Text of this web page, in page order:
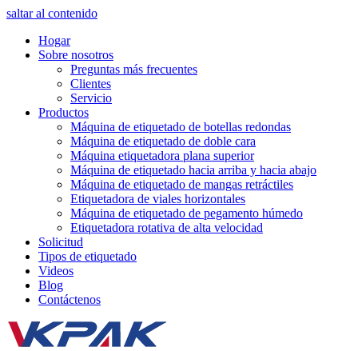
saltar al contenido
Hogar
Sobre nosotros
Preguntas más frecuentes
Clientes
Servicio
Productos
Máquina de etiquetado de botellas redondas
Máquina de etiquetado de doble cara
Máquina etiquetadora plana superior
Máquina de etiquetado hacia arriba y hacia abajo
Máquina de etiquetado de mangas retráctiles
Etiquetadora de viales horizontales
Máquina de etiquetado de pegamento húmedo
Etiquetadora rotativa de alta velocidad
Solicitud
Tipos de etiquetado
Videos
Blog
Contáctenos